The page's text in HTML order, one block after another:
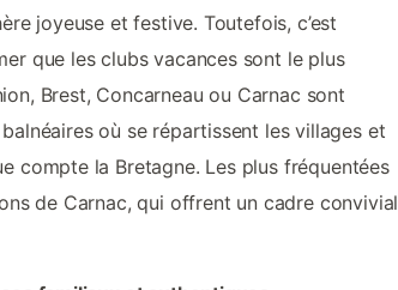
joyeuse et festive. Toutefois, c’est
que les clubs vacances sont le plus
Brest, Concarneau ou Carnac sont
où se répartissent les villages et
compte la Bretagne. Les plus fréquentées
de Carnac, qui offrent un cadre convivial